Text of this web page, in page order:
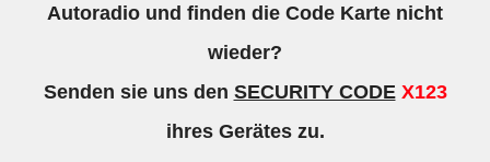
Autoradio und finden die Code Karte nicht
wieder?
Senden sie uns den SECURITY CODE X123
ihres Gerätes zu.